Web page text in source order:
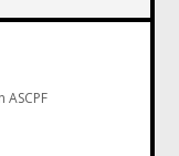
ASCPF